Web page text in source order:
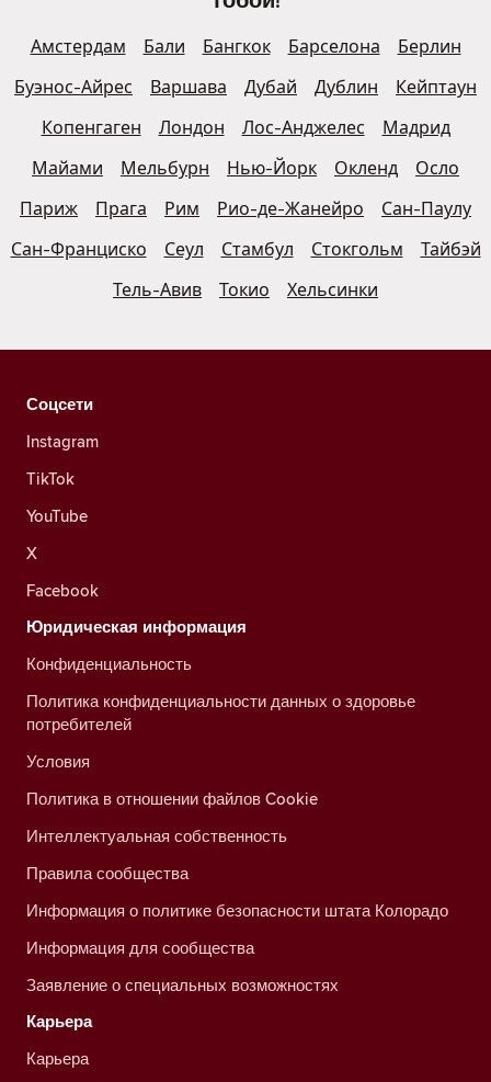
Амстердам Бали Бангкок Барселона
Берлин
Буэнос-Айрес
Варшава Дубай Дублин
Кейптаун
Копенгаген
Лондон Лос-Анджелес
Мадрид
Майами
Мельбурн Нью-Йорк Окленд
Осло
Париж
Прага Рим Рио-де-Жанейро
Сан-Паулу
Сан-Франциско
Сеул Стамбул Стокгольм
Тайбэй
Тель-Авив
Токио Хельсинки
Соцсети
Instagram
TikTok
YouTube
X
Facebook
Юридическая информация
Конфиденциальность
Политика конфиденциальности данных о здоровье
потребителей
Условия
Политика в отношении файлов Cookie
Интеллектуальная собственность
Правила сообщества
Информация о политике безопасности штата Колорадо
Информация для сообщества
Заявление о специальных возможностях
Карьера
Карьера